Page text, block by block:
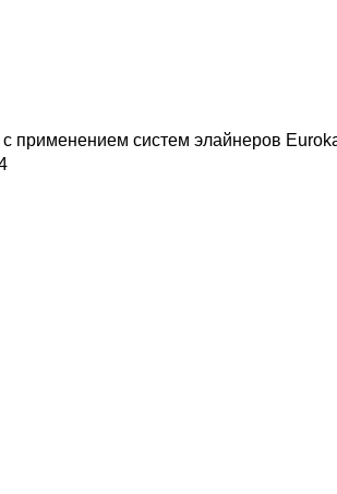
с применением систем элайнеров